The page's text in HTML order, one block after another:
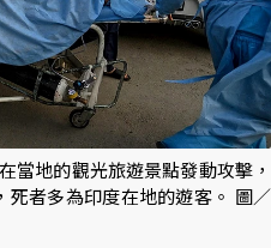
當地的觀光旅遊景點發動攻擊，
死者多為印度在地的遊客。 圖／